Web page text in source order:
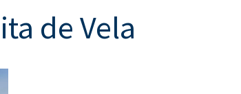
de Vela